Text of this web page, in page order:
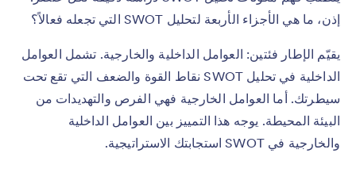
إذن، ما هي الأجزاء الأربعة لتحليل SWOT التي تجعله فعالاً؟
يقيّم الإطار فئتين: العوامل الداخلية والخارجية. تشمل العوامل
الداخلية في تحليل SWOT نقاط القوة والضعف التي تقع تحت
سيطرتك. أما العوامل الخارجية فهي الفرص والتهديدات من
البيئة المحيطة. يوجه هذا التمييز بين العوامل الداخلية
والخارجية في SWOT استجابتك الاستراتيجية.